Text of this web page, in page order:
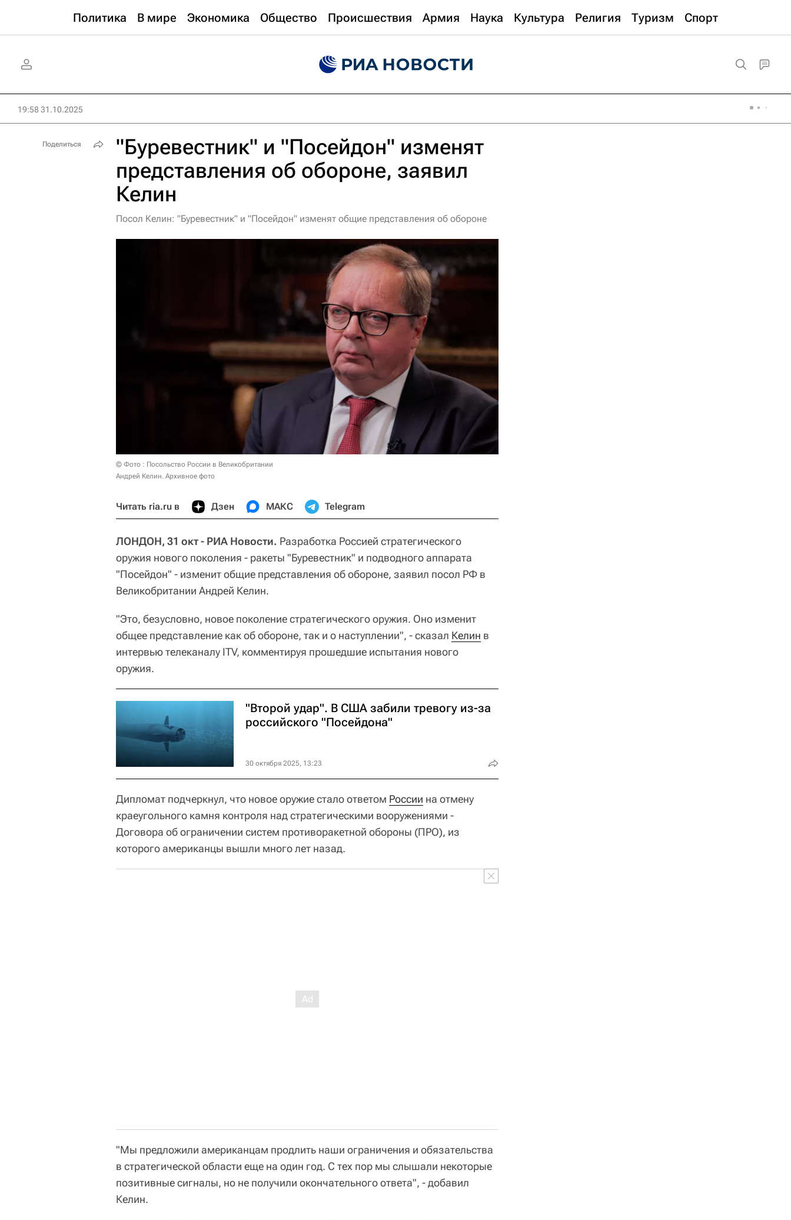
Политика В мире Экономика Общество Происшествия Армия Наука Культура Религия Туризм Спорт
19:58 31.10.2025
"Буревестник" и "Посейдон" изменят
представления об обороне, заявил
Келин
Посол Келин: "Буревестник" и "Посейдон" изменят общие представления об обороне
© Фото : Посольство России в Великобритании
Андрей Келин. Архивное фото
Читать ria.ru в Дзен МАКС Telegram
ЛОНДОН, 31 окт - РИА Новости. Разработка Россией стратегического
оружия нового поколения - ракеты "Буревестник" и подводного аппарата
"Посейдон" - изменит общие представления об обороне, заявил посол РФ в
Великобритании Андрей Келин.
"Это, безусловно, новое поколение стратегического оружия. Оно изменит
общее представление как об обороне, так и о наступлении", - сказал Келин в
интервью телеканалу ITV, комментируя прошедшие испытания нового
оружия.
"Второй удар". В США забили тревогу из-за
российского "Посейдона"
30 октября 2025, 13:23
Дипломат подчеркнул, что новое оружие стало ответом России на отмену
краеугольного камня контроля над стратегическими вооружениями -
Договора об ограничении систем противоракетной обороны (ПРО), из
которого американцы вышли много лет назад.
"Мы предложили американцам продлить наши ограничения и обязательства
в стратегической области еще на один год. С тех пор мы слышали некоторые
позитивные сигналы, но не получили окончательного ответа", - добавил
Келин.
Поделиться